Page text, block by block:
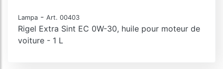
Lampa - Art. 00403
Rigel Extra Sint EC 0W-30, huile pour moteur de
voiture - 1 L